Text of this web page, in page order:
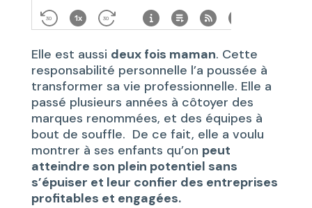
Elle est aussi deux fois maman. Cette
responsabilité personnelle l’a poussée à
transformer sa vie professionnelle. Elle a
passé plusieurs années à côtoyer des
marques renommées, et des équipes à
bout de souffle. De ce fait, elle a voulu
montrer à ses enfants qu’on peut
atteindre son plein potentiel sans
s’épuiser et leur confier des entreprises
profitables et engagées.